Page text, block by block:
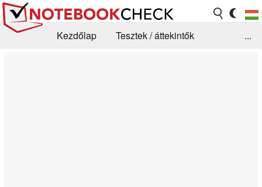
Kezdőlap
Tesztek / áttekintők
...